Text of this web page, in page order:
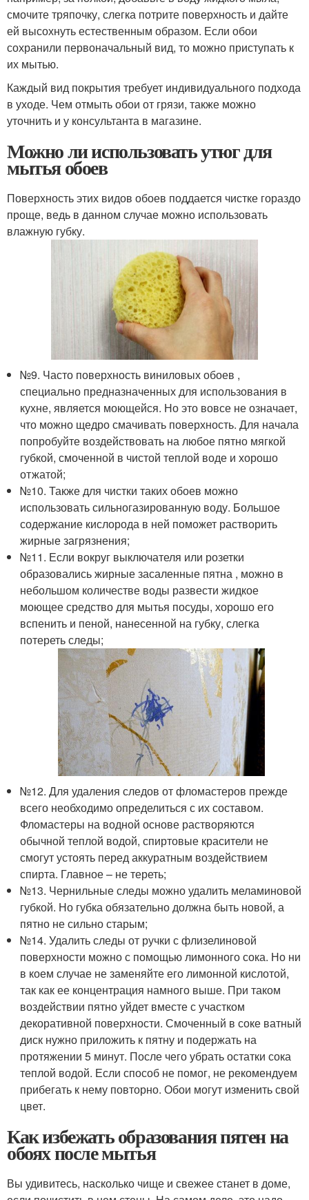
смочите тряпочку, слегка потрите поверхность и дайте
ей высохнуть естественным образом. Если обои
сохранили первоначальный вид, то можно приступать к
их мытью.
Каждый вид покрытия требует индивидуального подхода
в уходе. Чем отмыть обои от грязи, также можно
уточнить и у консультанта в магазине.
Можно ли использовать утюг для
мытья обоев
Поверхность этих видов обоев поддается чистке гораздо
проще, ведь в данном случае можно использовать
влажную губку.
№9. Часто поверхность виниловых обоев ,
специально предназначенных для использования в
кухне, является моющейся. Но это вовсе не означает,
что можно щедро смачивать поверхность. Для начала
попробуйте воздействовать на любое пятно мягкой
губкой, смоченной в чистой теплой воде и хорошо
отжатой;
№10. Также для чистки таких обоев можно
использовать сильногазированную воду. Большое
содержание кислорода в ней поможет растворить
жирные загрязнения;
№11. Если вокруг выключателя или розетки
образовались жирные засаленные пятна , можно в
небольшом количестве воды развести жидкое
моющее средство для мытья посуды, хорошо его
вспенить и пеной, нанесенной на губку, слегка
потереть следы;
№12. Для удаления следов от фломастеров прежде
всего необходимо определиться с их составом.
Фломастеры на водной основе растворяются
обычной теплой водой, спиртовые красители не
смогут устоять перед аккуратным воздействием
спирта. Главное – не тереть;
№13. Чернильные следы можно удалить меламиновой
губкой. Но губка обязательно должна быть новой, а
пятно не сильно старым;
№14. Удалить следы от ручки с флизелиновой
поверхности можно с помощью лимонного сока. Но ни
в коем случае не заменяйте его лимонной кислотой,
так как ее концентрация намного выше. При таком
воздействии пятно уйдет вместе с участком
декоративной поверхности. Смоченный в соке ватный
диск нужно приложить к пятну и подержать на
протяжении 5 минут. После чего убрать остатки сока
теплой водой. Если способ не помог, не рекомендуем
прибегать к нему повторно. Обои могут изменить свой
цвет.
Как избежать образования пятен на
обоях после мытья
Вы удивитесь, насколько чище и свежее станет в доме,